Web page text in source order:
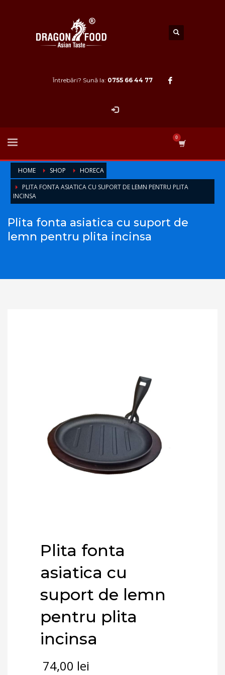
Întrebări? Sună la: 0755 66 44 77
HOME SHOP
HORECA
PLITA FONTA ASIATICA CU SUPORT DE LEMN PENTRU PLITA
INCINSA
Plita fonta asiatica cu suport de
lemn pentru plita incinsa
Plita fonta
asiatica cu
suport de lemn
pentru plita
incinsa
74,00 lei